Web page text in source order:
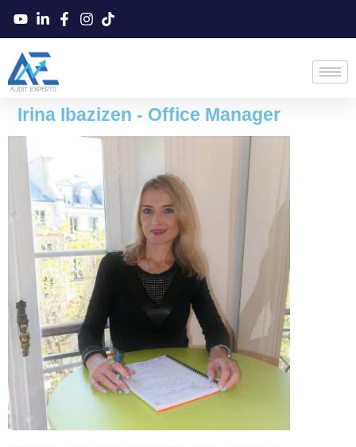
Irina Ibazizen - Office Manager